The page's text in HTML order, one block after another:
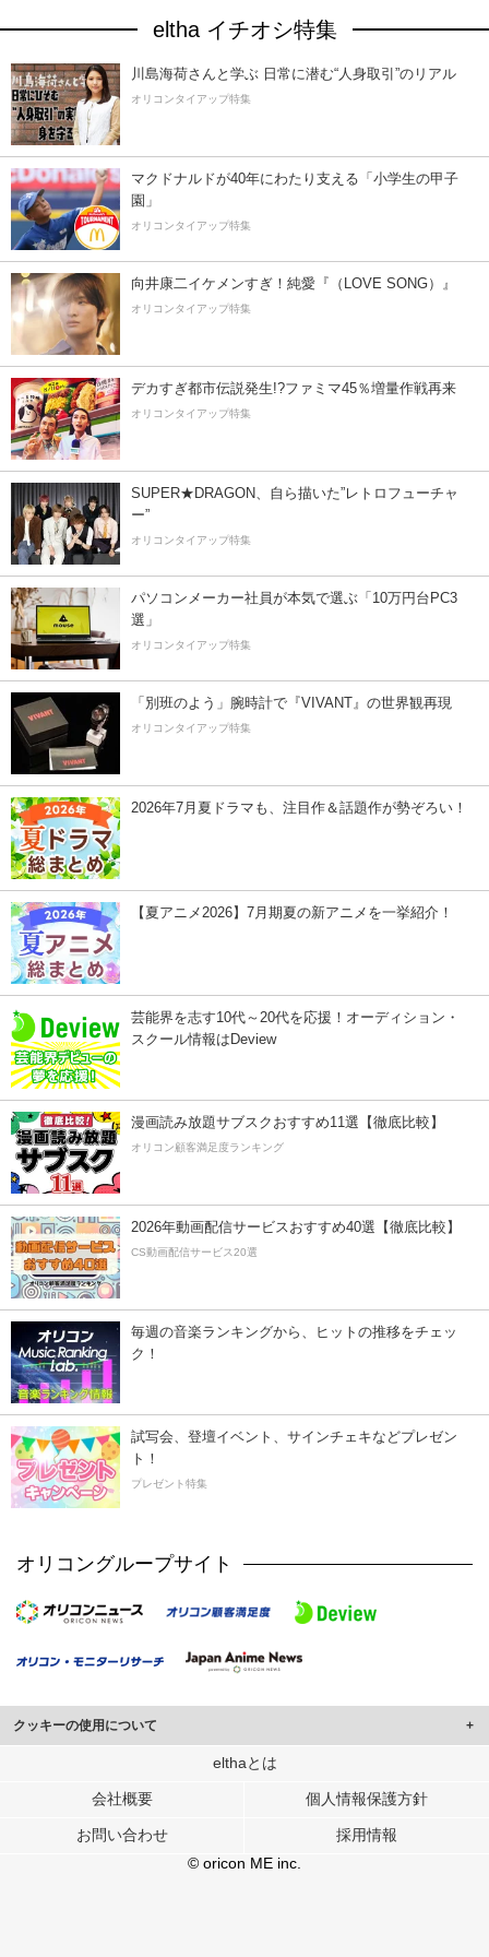
eltha イチオシ特集
川島海荷さんと学ぶ 日常に潜む“人身取引”のリアル
オリコンタイアップ特集
マクドナルドが40年にわたり支える「小学生の甲子
園」
オリコンタイアップ特集
向井康二イケメンすぎ！純愛『（LOVE SONG）』
オリコンタイアップ特集
デカすぎ都市伝説発生!?ファミマ45％増量作戦再来
オリコンタイアップ特集
SUPER★DRAGON、自ら描いた”レトロフューチャ
ー”
オリコンタイアップ特集
パソコンメーカー社員が本気で選ぶ「10万円台PC3
選」
オリコンタイアップ特集
「別班のよう」腕時計で『VIVANT』の世界観再現
オリコンタイアップ特集
2026年7月夏ドラマも、注目作＆話題作が勢ぞろい！
【夏アニメ2026】7月期夏の新アニメを一挙紹介！
芸能界を志す10代～20代を応援！オーディション・
スクール情報はDeview
漫画読み放題サブスクおすすめ11選【徹底比較】
オリコン顧客満足度ランキング
2026年動画配信サービスおすすめ40選【徹底比較】
CS動画配信サービス20選
毎週の音楽ランキングから、ヒットの推移をチェッ
ク！
試写会、登壇イベント、サインチェキなどプレゼン
ト！
プレゼント特集
オリコングループサイト
クッキーの使用について
このサイトでは Cookie を使用して、ユーザーに合わせたコンテンツや広告の
行っています。
メディアや広告配信、データ解析の各パートナーに提供しています。
各パートナーは、この情報とユーザーが各パートナーに提供した他の情報や、
ユーザーが各パートナーのサービスを使用したときに収集した他の情報を組み
elthaとは
会社概要 個人情報保護方針
お問い合わせ
採用情報
© oricon ME inc.